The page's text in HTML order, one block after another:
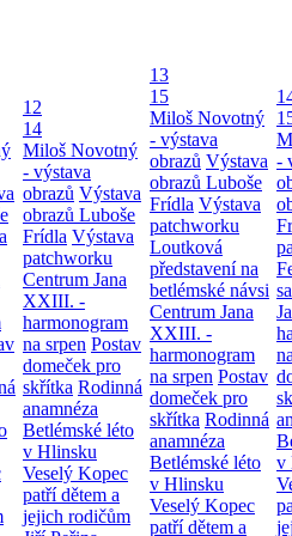
12
14
Miloš Novotný
- výstava
obrazů Výstava
obrazů Luboše
Frídla Výstava
patchworku
Centrum Jana
XXIII. -
harmonogram
na srpen Postav
domeček pro
skřítka Rodinná
anamnéza
Betlémské léto
v Hlinsku
Veselý Kopec
patří dětem a
jejich rodičům
13
15
Miloš Novotný
- výstava
obrazů Výstava
obrazů Luboše
Frídla Výstava
patchworku
Loutková
představení na
betlémské návsi
Centrum Jana
XXIII. -
harmonogram
na srpen Postav
domeček pro
skřítka Rodinná
anamnéza
Betlémské léto
v Hlinsku
Veselý Kopec
patří dětem a
-
v